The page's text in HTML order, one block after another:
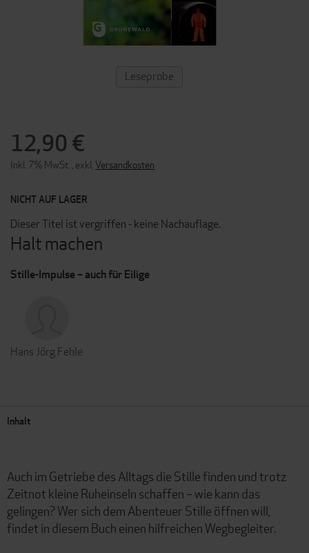
Halt machen
Stille-Impulse – auch für Eilige
Hans Jörg Fehle
12,90 €
Inkl. 7% MwSt. exkl. Versandkosten
NICHT AUF LAGER
Dieser Titel ist vergriffen - keine Nachauflage.
ZUM
ANFANG
Leseprobe
Inhalt
Auch im Getriebe des Alltags die Stille finden und trotz
Zeitnot kleine Ruheinseln schaffen – wie kann das
gelingen? Wer sich dem Abenteuer Stille öffnen will,
findet in diesem Buch einen hilfreichen Wegbegleiter.